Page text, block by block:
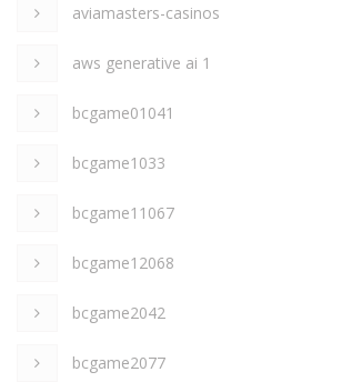
aviamasters-casinos
aws generative ai 1
bcgame01041
bcgame1033
bcgame11067
bcgame12068
bcgame2042
bcgame2077